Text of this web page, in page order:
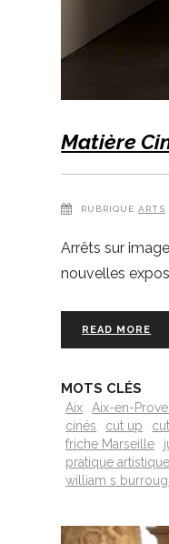
Matière
RUBRIQUE ARTS
Arrêts sur
nouvelles
READ MORE
MOTS CLÉS
Aix Aix-en-
cinés
cut up
friche Marseille
pratique artistique
william s